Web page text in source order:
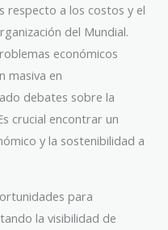
respecto a los costos y el
del Mundial.
económicos
masiva en
debates sobre la
crucial encontrar un
y la sostenibilidad a
para
la visibilidad de